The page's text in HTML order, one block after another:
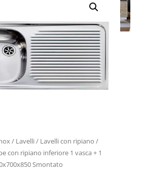
/ Lavelli/ Lavelli con ripiano /
con ripiano inferiore 1 vasca + 1
Smontato